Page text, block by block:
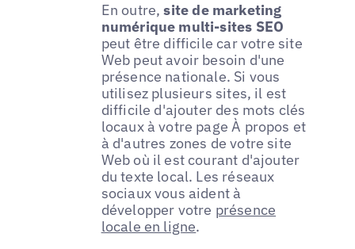
En outre,site de marketing
numérique multi-sites SEO
peut être difficile car votre site
Web peut avoir besoin d'une
présence nationale. Si vous
utilisez plusieurs sites, il est
difficile d'ajouter des mots clés
locaux à votre page À propos et
à d'autres zones de votre site
Web où il est courant d'ajouter
du texte local. Les réseaux
sociaux vous aident à
développer votre présence
locale en ligne.